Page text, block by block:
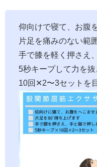
仰向けで寝て、お腹
片足を痛みのない範
手で膝を軽く押さえ
5秒キープして力を抜
10回✕2〜3セットを